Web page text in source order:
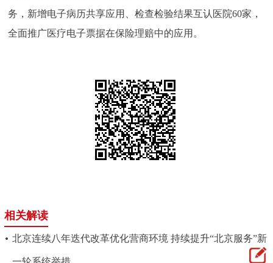
务，新增电子病历共享应用、检查检验结果互认医院60家，
全面推广医疗电子票据在保险理赔中的应用。
相关解读
北京连续八年迭代改革优化营商环境 持续提升“北京服务”新